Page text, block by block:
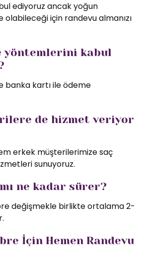
ediyoruz ancak yoğun
için randevu almanızı
yöntemlerini kabul
banka kartı ile ödeme
de hizmet veriyor
erkek müşterilerimize saç
sunuyoruz.
ne kadar sürer?
değişmekle birlikte ortalama 2-
İçin Hemen Randevu